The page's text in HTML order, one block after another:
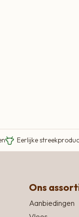
Eerlijke
Ons
Aanbiedingen